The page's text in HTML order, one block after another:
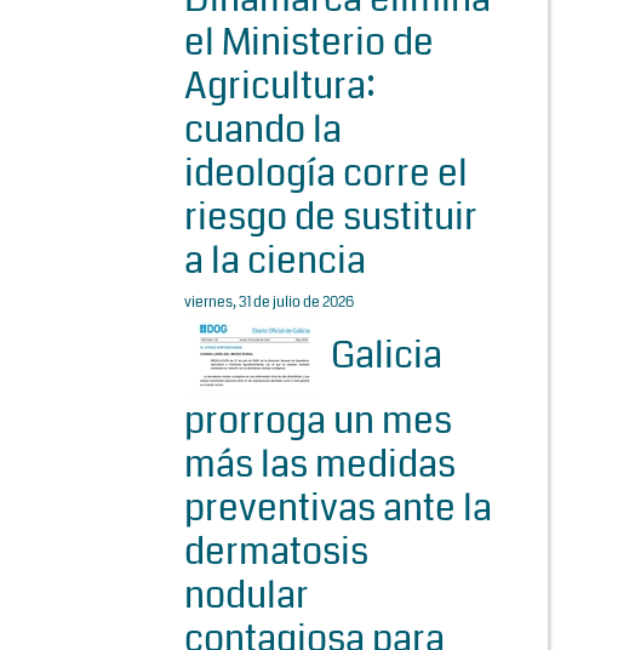
el Ministerio de
Agricultura:
cuando la
ideología corre el
riesgo de sustituir
a la ciencia
viernes, 31 de julio de 2026
Galicia
prorroga un mes
más las medidas
preventivas ante la
dermatosis
nodular
contagiosa para